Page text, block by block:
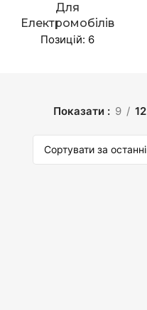
Для
Електромобілів
Позицій: 6
Показати 9 12